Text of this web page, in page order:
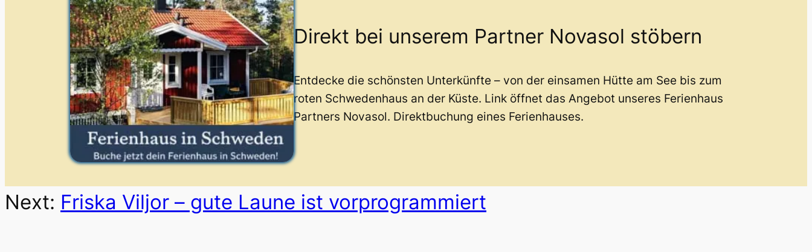
Direkt bei unserem Partner Novasol stöbern
Entdecke die schönsten Unterkünfte – von der einsamen Hütte am See bis zum
roten Schwedenhaus an der Küste. Link öffnet das Angebot unseres Ferienhaus
Partners Novasol. Direktbuchung eines Ferienhauses.
Next: Friska Viljor – gute Laune ist vorprogrammiert